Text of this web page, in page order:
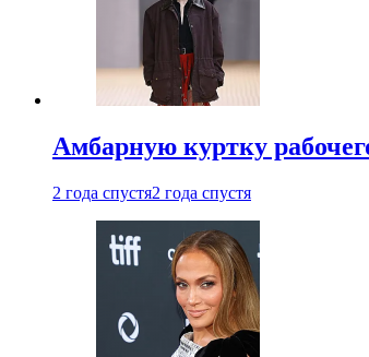
Амбарную куртку
2 года спустя2 года спустя